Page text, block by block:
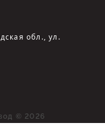
обл., ул.
© 2026